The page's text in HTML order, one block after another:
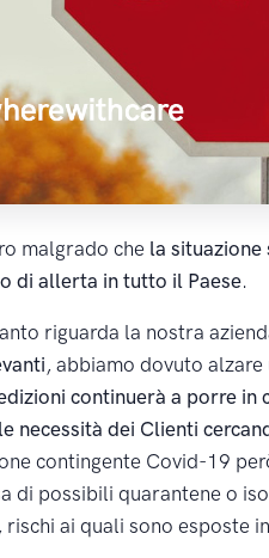
malgrado che la
di allerta in tutto il Paese.
riguarda la nostra
, abbiamo dovuto
continuerà a porre
necessità dei Clienti
contingente Covid-19
di possibili quarantene o
ai quali sono esposte